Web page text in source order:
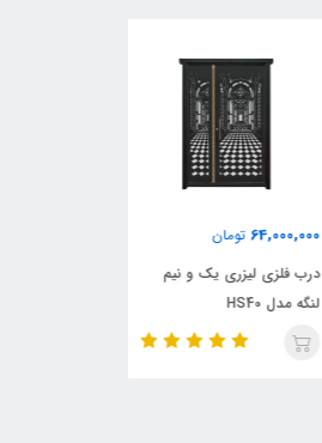
64,000,000 تومان
درب فلزی لیزری یک و نیم
لنگه مدل HS40